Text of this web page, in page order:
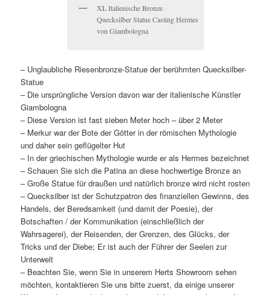
XL Italienische Bronze
Quecksilber Statue Casting Hermes
von Giambologna
– Unglaubliche Riesenbronze-Statue der berühmten Quecksilber-
Statue
– Die ursprüngliche Version davon war der italienische Künstler
Giambologna
– Diese Version ist fast sieben Meter hoch – über 2 Meter
– Merkur war der Bote der Götter in der römischen Mythologie
und daher sein geflügelter Hut
– In der griechischen Mythologie wurde er als Hermes bezeichnet
– Schauen Sie sich die Patina an diese hochwertige Bronze an
– Große Statue für draußen und natürlich bronze wird nicht rosten
– Quecksilber ist der Schutzpatron des finanziellen Gewinns, des
Handels, der Beredsamkeit (und damit der Poesie), der
Botschaften / der Kommunikation (einschließlich der
Wahrsagerei), der Reisenden, der Grenzen, des Glücks, der
Tricks und der Diebe; Er ist auch der Führer der Seelen zur
Unterwelt
– Beachten Sie, wenn Sie in unserem Herts Showroom sehen
möchten, kontaktieren Sie uns bitte zuerst, da einige unserer